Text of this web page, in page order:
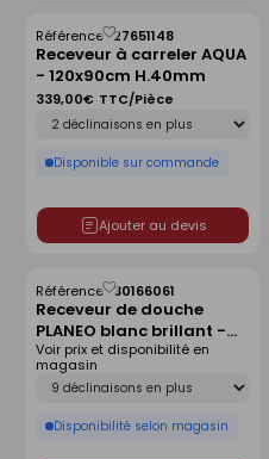
Receveur à carreler AQUA
- 120x90cm H.40mm
Référence :27651148
Disponible sur commande
339,00€ TTC/Pièce
Ajouter au devis
Enregistrer
comme
liste
Receveur de douche
PLANEO blanc brillant -
140 x 90 cm
Référence :30166061
Déclinaison
Disponibilité selon magasin
Voir prix et disponibilité en
magasin
Enregistrer
comme
liste